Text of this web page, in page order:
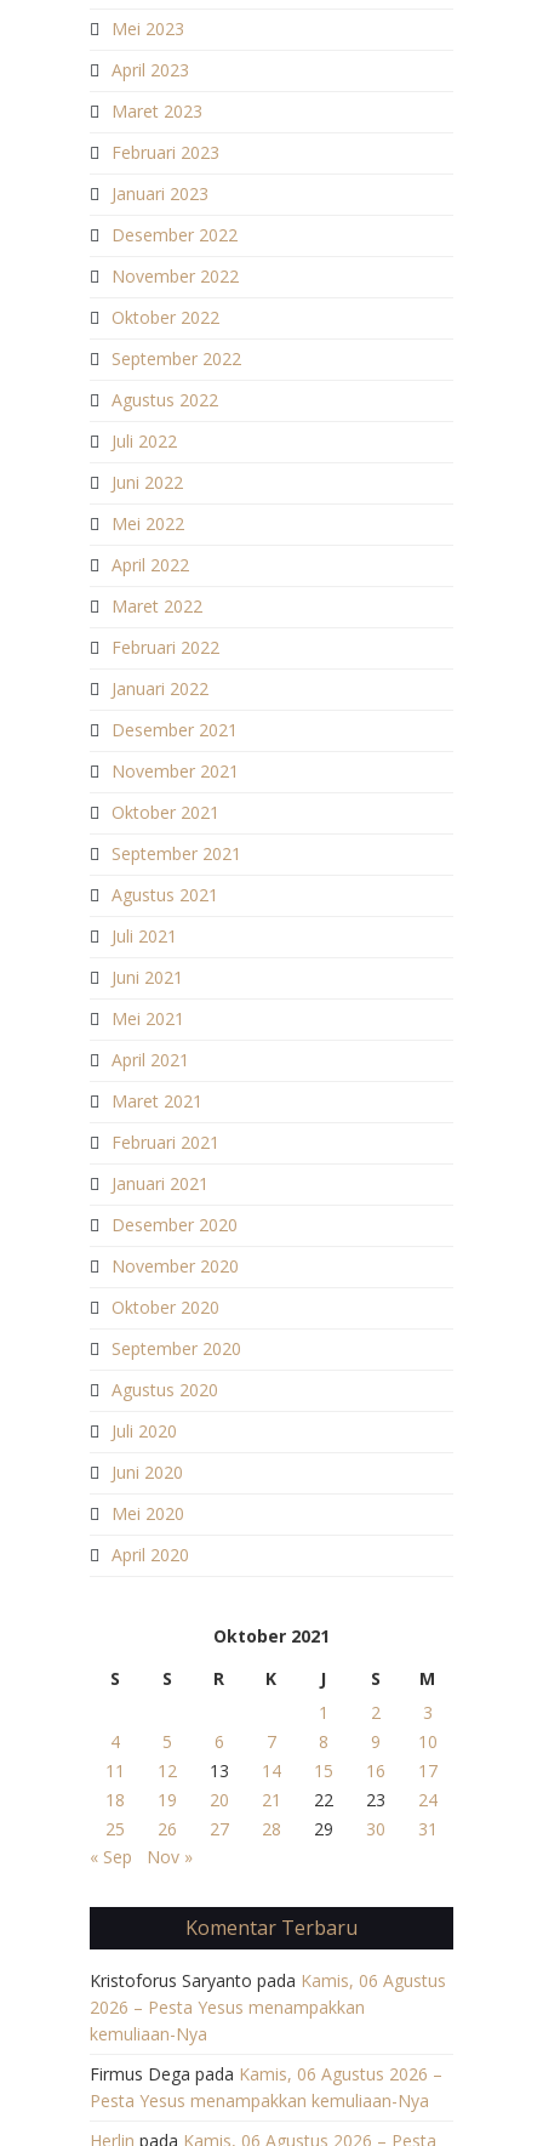
Mei 2023
April 2023
Maret 2023
Februari 2023
Januari 2023
Desember 2022
November 2022
Oktober 2022
September 2022
Agustus 2022
Juli 2022
Juni 2022
Mei 2022
April 2022
Maret 2022
Februari 2022
Januari 2022
Desember 2021
November 2021
Oktober 2021
September 2021
Agustus 2021
Juli 2021
Juni 2021
Mei 2021
April 2021
Maret 2021
Februari 2021
Januari 2021
Desember 2020
November 2020
Oktober 2020
September 2020
Agustus 2020
Juli 2020
Juni 2020
Mei 2020
April 2020
Oktober 2021
S
S R K J S
M
1
2
3
4
5 6 7 8 9
10
11
12 13 14 15 16
17
18
19 20 21 22 23
24
25
26 27 28 29 30
31
« Sep
Nov »
Komentar Terbaru
Kristoforus Saryanto pada Kamis, 06 Agustus
2026 – Pesta Yesus menampakkan
kemuliaan-Nya
Firmus Dega pada Kamis, 06 Agustus 2026 –
Pesta Yesus menampakkan kemuliaan-Nya
Herlin pada Kamis, 06 Agustus 2026 – Pesta